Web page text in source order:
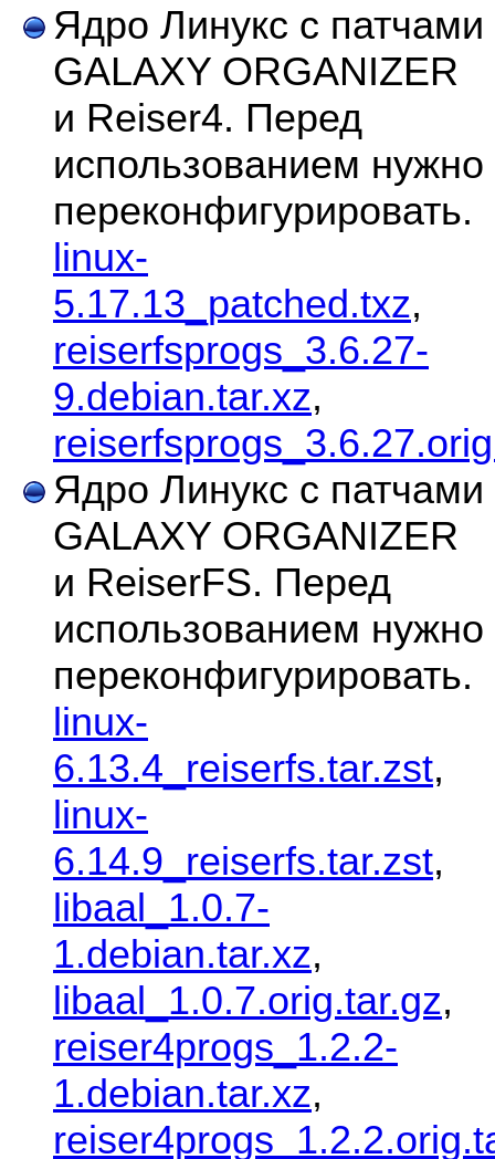
Ядро Линукс с патчами
GALAXY ORGANIZER
и Reiser4. Перед
использованием нужно
переконфигурировать.
linux-
5.17.13_patched.txz,
reiserfsprogs_3.6.27-
9.debian.tar.xz,
Ядро Линукс с патчами
GALAXY ORGANIZER
и ReiserFS. Перед
использованием нужно
переконфигурировать.
linux-
6.13.4_reiserfs.tar.zst,
linux-
6.14.9_reiserfs.tar.zst,
libaal_1.0.7-
1.debian.tar.xz,
libaal_1.0.7.orig.tar.gz,
reiser4progs_1.2.2-
1.debian.tar.xz,